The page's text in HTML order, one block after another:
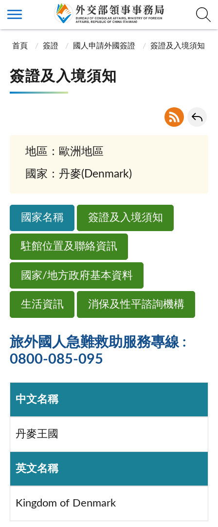
首頁 簽證 國人申請外國簽證 簽證及入境須知
簽證及入境須知
地區：歐洲地區
國家：丹麥(Denmark)
國家名稱 簽證及入境須知
駐館位置及聯絡資訊
國家/地方政府基本資料
生活資訊 消保及性平諮詢機構
旅外國人急難救助服務專線 :
0800-085-095
中文名稱
丹麥王國
英文名稱
Kingdom of Denmark